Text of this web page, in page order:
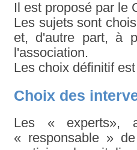
Il est proposé par
Les sujets sont
et, d'autre part, à
l'association.
Les choix définitif
Choix des
Les « experts»,
« responsable »